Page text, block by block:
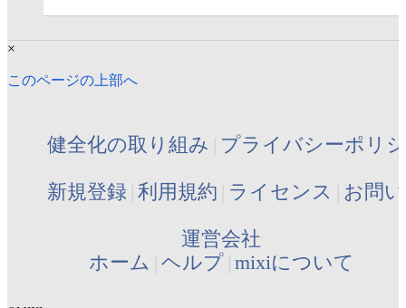
×
このページの上部へ
健全化の取り組み プライバシーポリ
新規登録 利用規約 ライセンス お問
運営会社
ホーム ヘルプ mixiについて